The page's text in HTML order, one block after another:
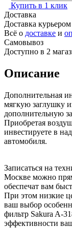
Купить в 1 клик
Доставка
Доставка
Всё о доставке и
Самовывоз
Доступно в 2
Описание
Дополнительная
мягкую заглушку
дополнительную
Приобретая
инвестируете в
автомобиля.
Записаться на
Москве можно
обеспечат вам
При этом низкие
ваш выбор
фильтр Sakura A-
эффективности